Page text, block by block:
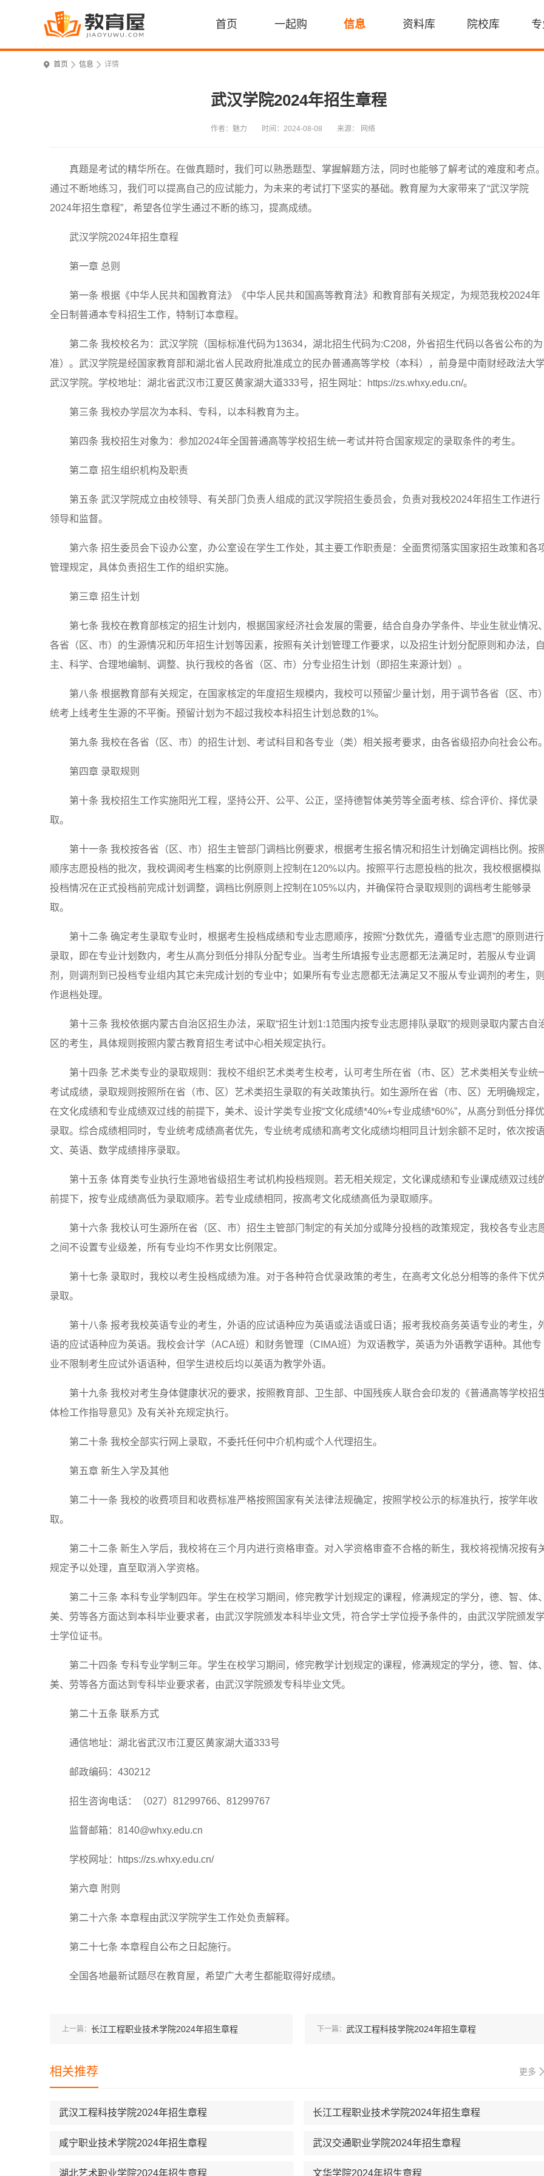
首页 一起购 信息 资料库 院校库
首页 信息 详情
武汉学院2024年招生章程
作者：魅力 时间：2024-08-08 来源： 网络
真题是考试的精华所在。在做真题时，我们可以熟悉题型、掌握解题方法，同时也能够了解考试的难度和考点。
通过不断地练习，我们可以提高自己的应试能力，为未来的考试打下坚实的基础。教育屋为大家带来了“武汉学院
2024年招生章程”，希望各位学生通过不断的练习，提高成绩。
武汉学院2024年招生章程
第一章 总则
第一条 根据《中华人民共和国教育法》《中华人民共和国高等教育法》和教育部有关规定，为规范我校2024年
全日制普通本专科招生工作，特制订本章程。
第二条 我校校名为：武汉学院（国标标准代码为13634，湖北招生代码为:C208，外省招生代码以各省公布的为
准）。武汉学院是经国家教育部和湖北省人民政府批准成立的民办普通高等学校（本科），前身是中南财经政法大学
武汉学院。学校地址：湖北省武汉市江夏区黄家湖大道333号，招生网址：https://zs.whxy.edu.cn/。
第三条 我校办学层次为本科、专科，以本科教育为主。
第四条 我校招生对象为：参加2024年全国普通高等学校招生统一考试并符合国家规定的录取条件的考生。
第二章 招生组织机构及职责
第五条 武汉学院成立由校领导、有关部门负责人组成的武汉学院招生委员会，负责对我校2024年招生工作进行
领导和监督。
第六条 招生委员会下设办公室，办公室设在学生工作处，其主要工作职责是：全面贯彻落实国家招生政策和各
管理规定，具体负责招生工作的组织实施。
第三章 招生计划
第七条 我校在教育部核定的招生计划内，根据国家经济社会发展的需要，结合自身办学条件、毕业生就业情况、
各省（区、市）的生源情况和历年招生计划等因素，按照有关计划管理工作要求，以及招生计划分配原则和办法，自
主、科学、合理地编制、调整、执行我校的各省（区、市）分专业招生计划（即招生来源计划）。
第八条 根据教育部有关规定，在国家核定的年度招生规模内，我校可以预留少量计划，用于调节各省（区、市）
统考上线考生生源的不平衡。预留计划为不超过我校本科招生计划总数的1%。
第九条 我校在各省（区、市）的招生计划、考试科目和各专业（类）相关报考要求，由各省级招办向社会公布。
第四章 录取规则
第十条 我校招生工作实施阳光工程，坚持公开、公平、公正，坚持德智体美劳等全面考核、综合评价、择优录
取。
第十一条 我校按各省（区、市）招生主管部门调档比例要求，根据考生报名情况和招生计划确定调档比例。按
顺序志愿投档的批次，我校调阅考生档案的比例原则上控制在120%以内。按照平行志愿投档的批次，我校根据模拟
投档情况在正式投档前完成计划调整，调档比例原则上控制在105%以内，并确保符合录取规则的调档考生能够录
取。
第十二条 确定考生录取专业时，根据考生投档成绩和专业志愿顺序，按照“分数优先，遵循专业志愿”的原则进行
录取，即在专业计划数内，考生从高分到低分排队分配专业。当考生所填报专业志愿都无法满足时，若服从专业调
剂，则调剂到已投档专业组内其它未完成计划的专业中；如果所有专业志愿都无法满足又不服从专业调剂的考生，则
作退档处理。
第十三条 我校依据内蒙古自治区招生办法，采取“招生计划1:1范围内按专业志愿排队录取”的规则录取内蒙古自
区的考生，具体规则按照内蒙古教育招生考试中心相关规定执行。
第十四条 艺术类专业的录取规则：我校不组织艺术类考生校考，认可考生所在省（市、区）艺术类相关专业统
考试成绩，录取规则按照所在省（市、区）艺术类招生录取的有关政策执行。如生源所在省（市、区）无明确规定，
在文化成绩和专业成绩双过线的前提下，美术、设计学类专业按“文化成绩*40%+专业成绩*60%”，从高分到低分择优
录取。综合成绩相同时，专业统考成绩高者优先，专业统考成绩和高考文化成绩均相同且计划余额不足时，依次按
文、英语、数学成绩排序录取。
第十五条 体育类专业执行生源地省级招生考试机构投档规则。若无相关规定，文化课成绩和专业课成绩双过线
前提下，按专业成绩高低为录取顺序。若专业成绩相同，按高考文化成绩高低为录取顺序。
第十六条 我校认可生源所在省（区、市）招生主管部门制定的有关加分或降分投档的政策规定，我校各专业志
之间不设置专业级差，所有专业均不作男女比例限定。
第十七条 录取时，我校以考生投档成绩为准。对于各种符合优录政策的考生，在高考文化总分相等的条件下优
录取。
第十八条 报考我校英语专业的考生，外语的应试语种应为英语或法语或日语；报考我校商务英语专业的考生，
语的应试语种应为英语。我校会计学（ACA班）和财务管理（CIMA班）为双语教学，英语为外语教学语种。其他专
业不限制考生应试外语语种，但学生进校后均以英语为教学外语。
第十九条 我校对考生身体健康状况的要求，按照教育部、卫生部、中国残疾人联合会印发的《普通高等学校招
体检工作指导意见》及有关补充规定执行。
第二十条 我校全部实行网上录取，不委托任何中介机构或个人代理招生。
第五章 新生入学及其他
第二十一条 我校的收费项目和收费标准严格按照国家有关法律法规确定，按照学校公示的标准执行，按学年收
取。
第二十二条 新生入学后，我校将在三个月内进行资格审查。对入学资格审查不合格的新生，我校将视情况按有
规定予以处理，直至取消入学资格。
第二十三条 本科专业学制四年。学生在校学习期间，修完教学计划规定的课程，修满规定的学分，德、智、体、
美、劳等各方面达到本科毕业要求者，由武汉学院颁发本科毕业文凭，符合学士学位授予条件的，由武汉学院颁发学
士学位证书。
第二十四条 专科专业学制三年。学生在校学习期间，修完教学计划规定的课程，修满规定的学分，德、智、体、
美、劳等各方面达到专科毕业要求者，由武汉学院颁发专科毕业文凭。
第二十五条 联系方式
通信地址：湖北省武汉市江夏区黄家湖大道333号
邮政编码：430212
招生咨询电话：（027）81299766、81299767
监督邮箱：8140@whxy.edu.cn
学校网址：https://zs.whxy.edu.cn/
第六章 附则
第二十六条 本章程由武汉学院学生工作处负责解释。
第二十七条 本章程自公布之日起施行。
全国各地最新试题尽在教育屋，希望广大考生都能取得好成绩。
上一篇： 长江工程职业技术学院2024年招生章程 下一篇： 武汉工程科技学院2024年招生章程
相关推荐 更多
武汉工程科技学院2024年招生章程 长江工程职业技术学院2024年招生章程
咸宁职业技术学院2024年招生章程 武汉交通职业学院2024年招生章程
湖北艺术职业学院2024年招生章程 文华学院2024年招生章程